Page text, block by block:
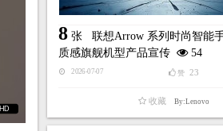
HD
8张 联想Arrow 系列时尚智能
质感旗舰机型产品宣传
54
2026-07-07 赞 23
收藏 By:Lenovo